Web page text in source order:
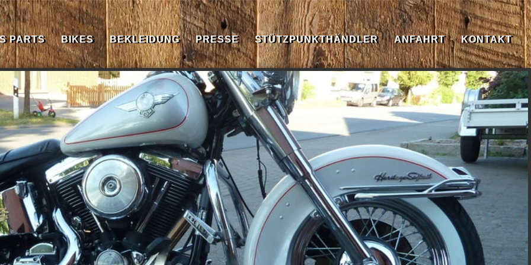
PARTS BIKES BEKLEIDUNG PRESSE STÜTZPUNKTHÄNDLER ANFAHRT KONTAKT